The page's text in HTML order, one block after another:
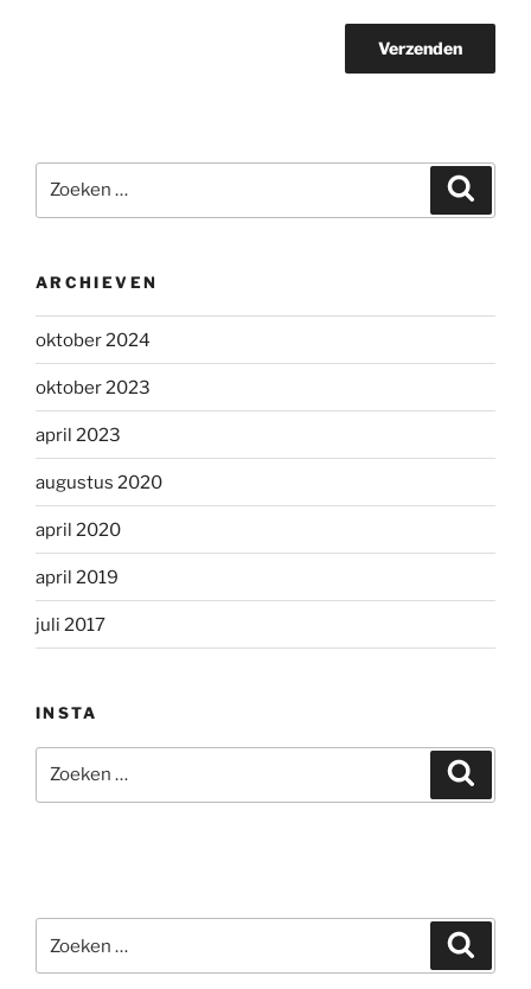
naar:
ARCHIEVEN
oktober 2024
oktober 2023
april 2023
augustus 2020
april 2020
april 2019
juli 2017
INSTA
naar:
naar: